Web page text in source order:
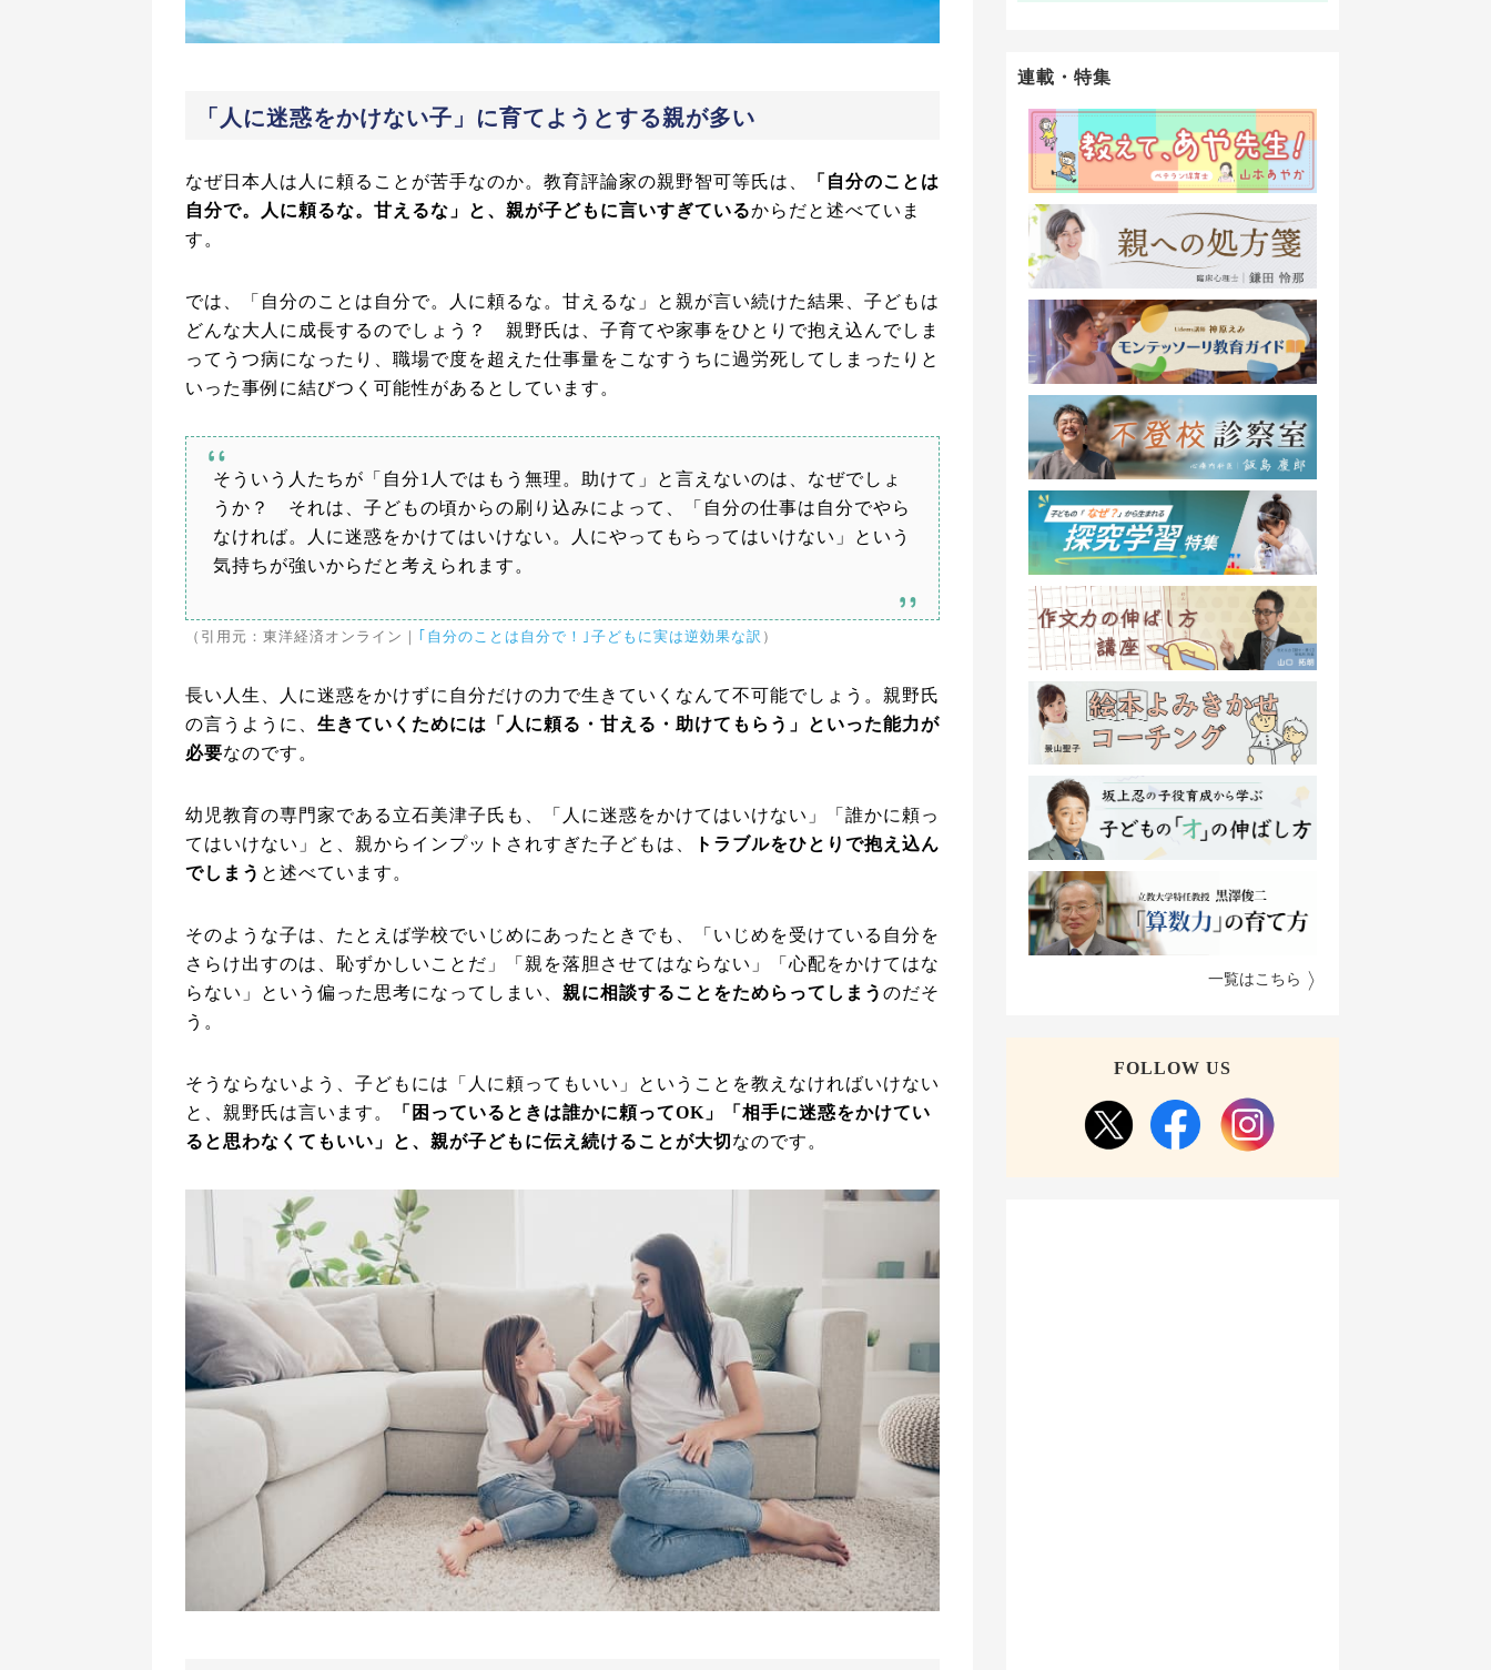
「人に迷惑をかけない子」に育てようとする親が多い
なぜ日本人は人に頼ることが苦手なのか。教育評論家の親野智可等氏は、
「自分のことは
自分で。人に頼るな。甘えるな」と、親が子どもに言いすぎているからだと述べていま
す。
では、「自分のことは自分で。人に頼るな。甘えるな」と親が言い続けた結果、子どもは
どんな大人に 成長するのでしょう？ 親野氏は、子育てや家事をひとりで抱え込んでしま
ってうつ病になったり、職場で度を超えた仕事量をこなすうちに過労死してしまったりと
いった事例に結びつく可能性があるとしています。
そういう人たちが「自分1人ではもう無理。助けて」と言えないのは、なぜでしょ
うか？ それは、子どもの頃からの刷り込みによって、「自分の仕事は自分でやら
なければ。人に迷惑をかけてはいけない。人にやってもらってはいけない」という
気持ちが強いからだと考えられます。
（引用元：東洋経済オンライン｜ ｢自分のことは自分で！｣子どもに実は逆効果な訳 ）
長い人生、人に迷惑をかけずに自分だけの力で生きていくなんて不可能でしょう。親野氏
の言うように、 生きていくためには「人に頼る・甘える・助けてもらう」といった能力が
必要なのです。
幼児教育の専門家である立石美津子氏も、「人に迷惑をかけてはいけない」「誰かに頼っ
てはいけない」と、親からインプットされすぎた子どもは、
トラブルをひとりで抱え込ん
でしまう と述べています。
そのような子は、たとえば学校でいじめにあったときでも、「いじめを受けている自分を
さらけ出すのは、恥ずかしいことだ」「親を落胆させてはならない」「心配をかけてはな
らない」という偏った思考になってしまい、 親に相談することをためらってしまう のだそ
う。
そうならないよう、子どもには「人に頼ってもいい」ということを教えなければいけない
と、親野氏は言います。
「困っているときは誰かに頼ってOK」「相手に迷惑をかけてい
ると思わなくてもいい」と、親が子どもに伝え続けることが大切 なのです。
連載・特集
一覧はこちら
FOLLOW US